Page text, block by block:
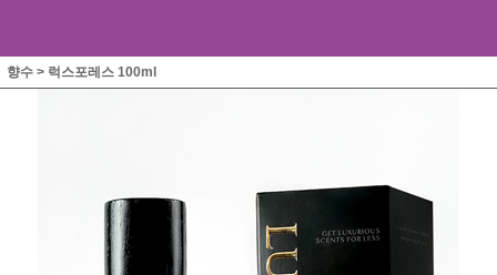
향수 > 럭스포레스 100ml